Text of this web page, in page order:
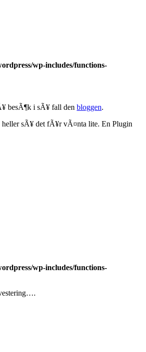
wp-includes/functions-
besÃ¶k i sÃ¥ fall den bloggen.
sÃ¥ det fÃ¥r vÃ¤nta lite. En Plugin
wp-includes/functions-